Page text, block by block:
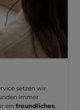
setzen wir
immer
ein freundliches